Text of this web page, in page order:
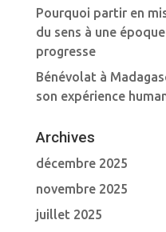
Pourquoi partir en
du sens à une
progresse
Bénévolat à
son expérience
Archives
décembre 2025
novembre 2025
juillet 2025